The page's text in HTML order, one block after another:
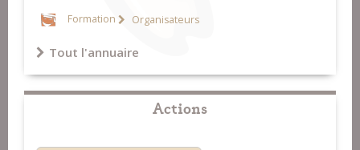
Formation Organisateurs
Tout l'annuaire
Actions